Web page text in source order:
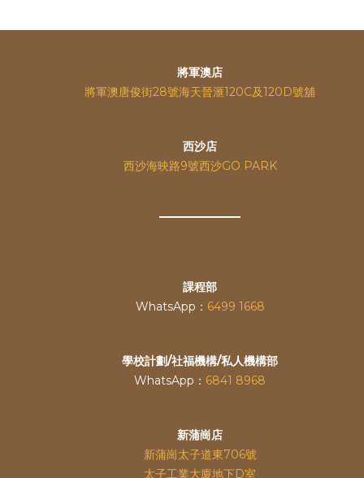
將軍澳店
將軍澳唐俊街28號海天晉滙120C及120D號舖
西沙店
西沙海映路9號西沙GO PARK
課程部
WhatsApp： 6499 1668
學校計劃/社福機構/私人機構部
WhatsApp： 6841 8968
新蒲崗店
新蒲崗太子道東706號
太子工業大廈地下D室